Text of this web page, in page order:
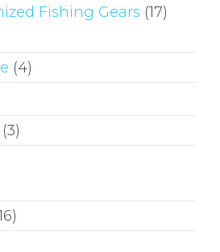
Fishing Gears (17)
(4)
(3)